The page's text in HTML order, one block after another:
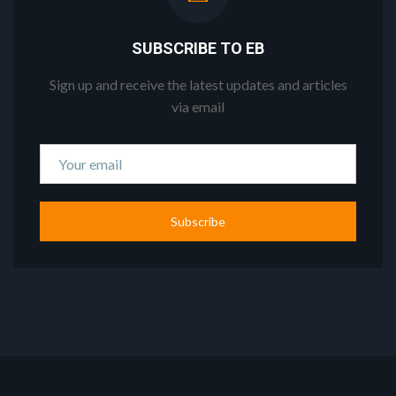
SUBSCRIBE TO EB
Sign up and receive the latest updates and articles
via email
Subscribe